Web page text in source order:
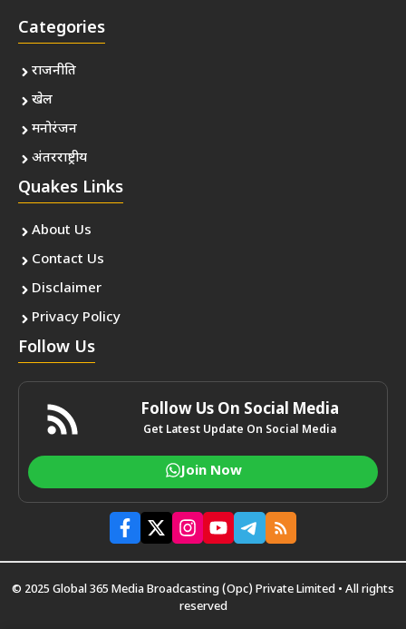
Categories
राजनीति
खेल
मनोरंजन
अंतरराष्ट्रीय
Quakes Links
About Us
Contact Us
Disclaimer
Privacy Policy
Follow Us
Follow Us On Social Media
Get Latest Update On Social Media
Join Now
© 2025 Global 365 Media Broadcasting (Opc) Private Limited • All rights
reserved